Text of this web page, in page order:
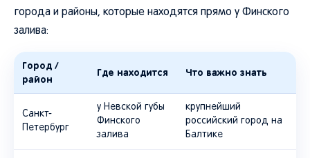
города и районы, которые находятся прямо у Финского
залива:
Город /
район
Где находится Что важно знать
Санкт-
Петербург
у Невской губы
Финского
залива
крупнейший
российский город на
Балтике